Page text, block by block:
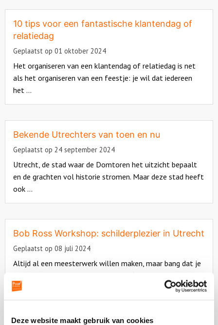
Deze website maakt gebruik van cookies
more
about
10 tips voor een fantastische klantendag of
relatiedag
Geplaatst op 01 oktober 2024
Het organiseren van een klantendag of relatiedag is net
als het organiseren van een feestje: je wil dat iedereen
het ...
more
about
Bekende Utrechters van toen en nu
Geplaatst op 24 september 2024
Utrecht, de stad waar de Domtoren het uitzicht bepaalt
en de grachten vol historie stromen. Maar deze stad heeft
ook ...
more
about
Bob Ross Workshop: schilderplezier in Utrecht
Geplaatst op 08 juli 2024
Altijd al een meesterwerk willen maken, maar bang dat je
geen ...
more